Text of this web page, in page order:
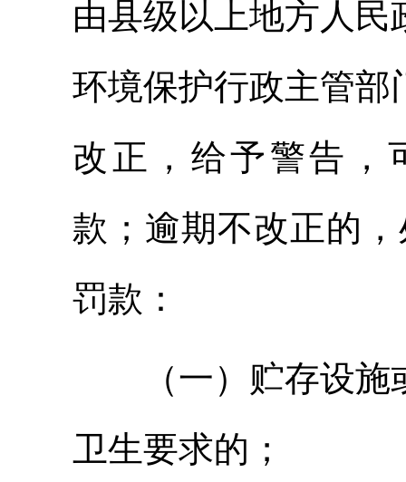
由县级以上地方人
环境保护行政主管部
改正，给予警告，
款；逾期不改正的
罚款：
（一）贮存设
卫生要求的；